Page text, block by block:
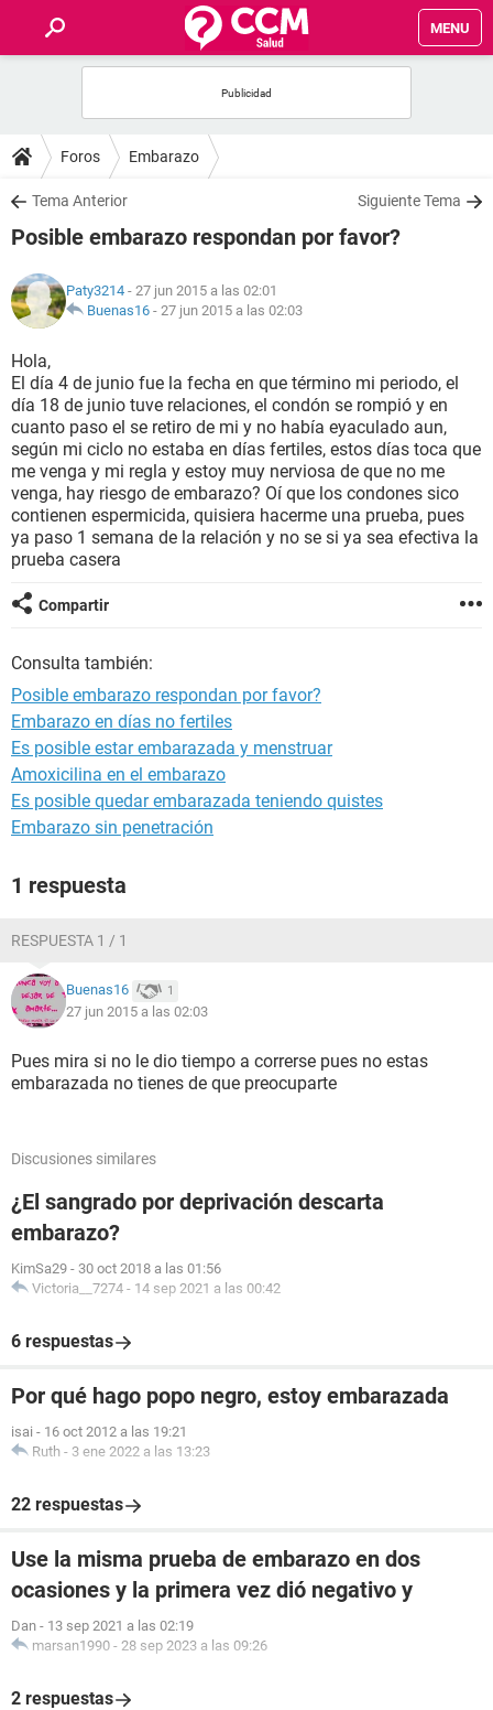
MENU
FOROS
SALUD
NUTRICIÓN
BIENESTAR
SEXUALIDAD
GLOSARIO
Foros Embarazo
Tema Anterior Siguiente Tema
Posible embarazo respondan por favor?
Paty3214 - 27 jun 2015 a las 02:01
Buenas16 - 27 jun 2015 a las 02:03
Hola,
El día 4 de junio fue la fecha en que término mi periodo, el
día 18 de junio tuve relaciones, el condón se rompió y en
cuanto paso el se retiro de mi y no había eyaculado aun,
según mi ciclo no estaba en días fertiles, estos días toca que
me venga y mi regla y estoy muy nerviosa de que no me
venga, hay riesgo de embarazo? Oí que los condones sico
contienen espermicida, quisiera hacerme una prueba, pues
ya paso 1 semana de la relación y no se si ya sea efectiva la
prueba casera
Compartir
Consulta también:
Posible embarazo respondan por favor?
Embarazo en días no fertiles
Es posible estar embarazada y menstruar
Amoxicilina en el embarazo
Es posible quedar embarazada teniendo quistes
Embarazo sin penetración
1 respuesta
RESPUESTA 1 / 1
Buenas16 1
27 jun 2015 a las 02:03
Pues mira si no le dio tiempo a correrse pues no estas
embarazada no tienes de que preocuparte
Discusiones similares
¿El sangrado por deprivación descarta
embarazo?
KimSa29 - 30 oct 2018 a las 01:56
Victoria__7274 - 14 sep 2021 a las 00:42
6 respuestas
Por qué hago popo negro, estoy embarazada
isai - 16 oct 2012 a las 19:21
Ruth - 3 ene 2022 a las 13:23
22 respuestas
Use la misma prueba de embarazo en dos
ocasiones y la primera vez dió negativo y
Dan - 13 sep 2021 a las 02:19
marsan1990 - 28 sep 2023 a las 09:26
2 respuestas